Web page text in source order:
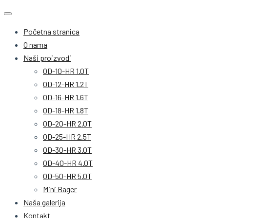
Početna stranica
O nama
Naši proizvodi
OD-10-HR 1.0T
OD-12-HR 1.2T
OD-16-HR 1.6T
OD-18-HR 1.8T
OD-20-HR 2.0T
OD-25-HR 2.5T
OD-30-HR 3.0T
OD-40-HR 4.0T
OD-50-HR 5.0T
Mini Bager
Naša galerija
Kontakt